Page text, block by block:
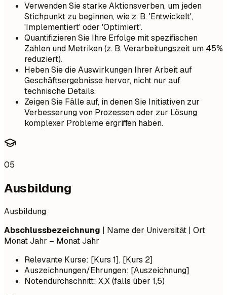
Verwenden Sie starke Aktionsverben, um jeden
Stichpunkt zu beginnen, wie z. B. 'Entwickelt',
'Implementiert' oder 'Optimiert'.
Quantifizieren Sie Ihre Erfolge mit spezifischen
Zahlen und Metriken (z. B. Verarbeitungszeit um 45%
reduziert).
Heben Sie die Auswirkungen Ihrer Arbeit auf
Geschäftsergebnisse hervor, nicht nur auf
technische Details.
Zeigen Sie Fälle auf, in denen Sie Initiativen zur
Verbesserung von Prozessen oder zur Lösung
komplexer Probleme ergriffen haben.
05
Ausbildung
Ausbildung
Abschlussbezeichnung | Name der Universität | Ort
Monat Jahr – Monat Jahr
Relevante Kurse: [Kurs 1], [Kurs 2]
Auszeichnungen/Ehrungen: [Auszeichnung]
Notendurchschnitt: X,X (falls über 1,5)